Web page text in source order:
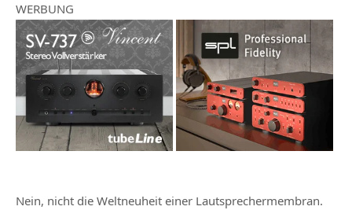
WERBUNG
Nein, nicht die Weltneuheit einer Lautsprechermembran.